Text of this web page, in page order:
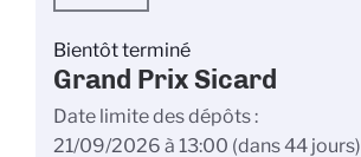
Bientôt terminé
Grand Prix Sicard
Date limite des dépôts
21/09/2026 à 13:00 (dans 44 jours)